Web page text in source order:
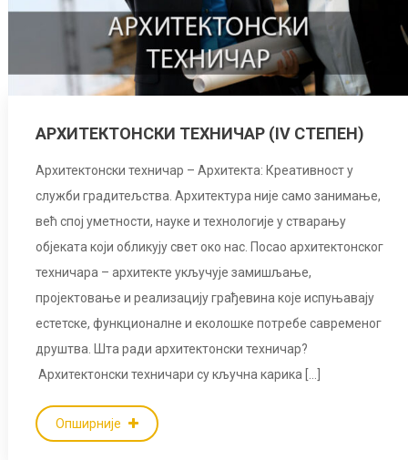
АРХИТЕКТОНСКИ ТЕХНИЧАР (IV СТЕПЕН)
Архитектонски техничар – Архитекта: Креативност у
служби градитељства. Архитектура није само занимање,
већ спој уметности, науке и технологије у стварању
објеката који обликују свет око нас. Посао архитектонског
техничара – архитекте укључује замишљање,
пројектовање и реализацију грађевина које испуњавају
естетске, функционалне и еколошке потребе савременог
друштва. Шта ради архитектонски техничар?
Архитектонски техничари су кључна карика […]
Опширније